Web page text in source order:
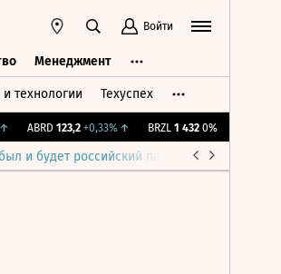
Войти
Менеджмент
технологии Техуспех
ABRD 123,2 +0,33%↑ BRZL 1 432 0%
и будет российский парламент